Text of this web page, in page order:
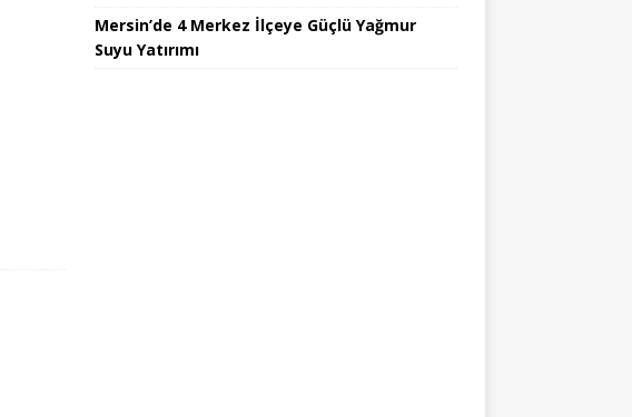
Mersin’de 4 Merkez İlçeye Güçlü Yağmur
Suyu Yatırımı